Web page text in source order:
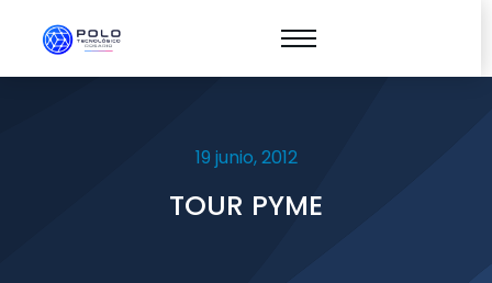
19 junio, 2012
TOUR PYME